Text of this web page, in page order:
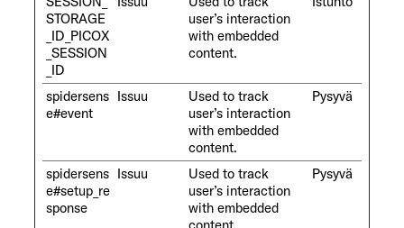
STORAGE
_ID_PICOX
_SESSION
_ID
user’s interaction
with embedded
content.
spidersens
e#event
Issuu
Used to track
user’s interaction
with embedded
content.
Pysyvä
spidersens
e#setup_re
sponse
Issuu
Used to track
user’s interaction
with embedded
Pysyvä